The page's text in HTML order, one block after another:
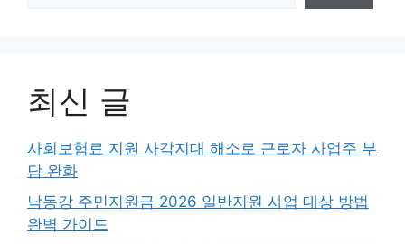
최신 글
사회보험료 지원 사각지대 해소로 근로자 사업주 부
담 완화
낙동강 주민지원금 2026 일반지원 사업 대상 방법
완벽 가이드